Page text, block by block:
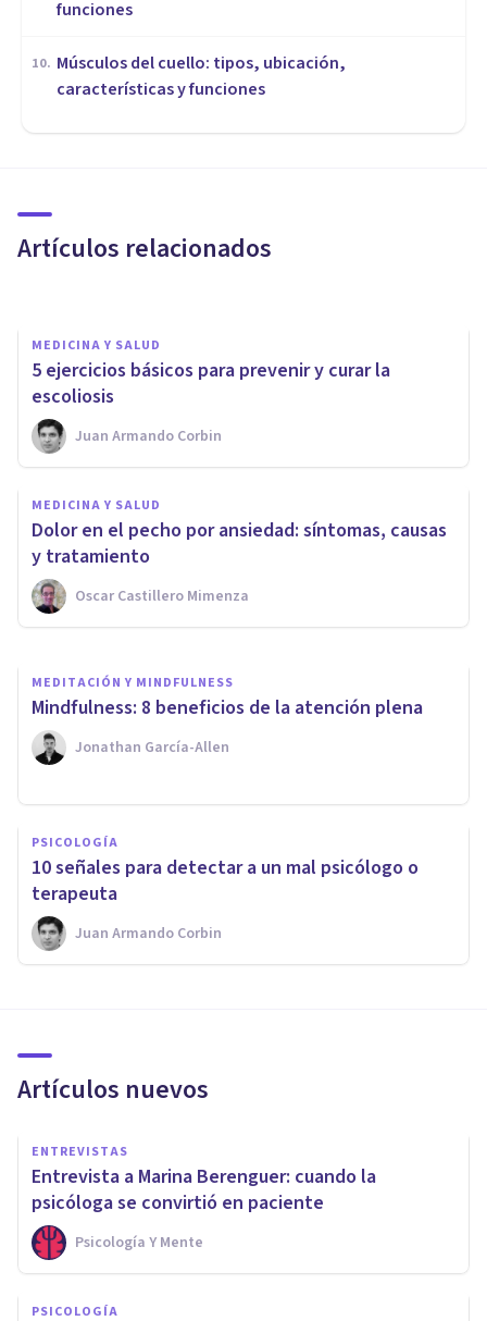
funciones
10. Músculos del cuello: tipos, ubicación,
características y funciones
Artículos relacionados
Diabetes y salud mental:
desde la Psicología
MEDICINA Y SALUD
​5 ejercicios básicos para prevenir y curar la
escoliosis
Juan Armando Corbin
MEDICINA Y SALUD
Dolor en el pecho por ansiedad: síntomas, causas
y tratamiento
Oscar Castillero Mimenza
¿Es peligrosa la terapia
electroconvulsiva?
Unai Aso Poza
MEDITACIÓN Y MINDFULNESS
Mindfulness: 8 beneficios de la atención plena
Jonathan García-Allen
PSICOLOGÍA
​10 señales para detectar a un mal psicólogo o
terapeuta
Juan Armando Corbin
Artículos nuevos
ENTREVISTAS
Entrevista a Marina Berenguer: cuando la
psicóloga se convirtió en paciente
Psicología Y Mente
PSICOLOGÍA